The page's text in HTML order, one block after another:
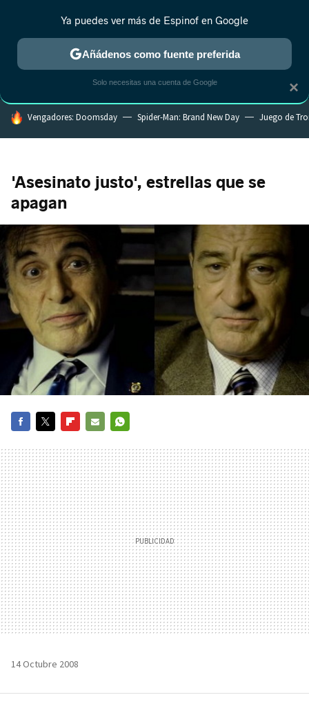
ESTRENOS REALITY ANIME RANKINGS CINE
HOY SE HABLA DE
Vengadores: Doomsday Spider-Man: Brand New Day Juego de
'Asesinato justo', estrellas que se
apagan
MAIL
14 Octubre 2008
×
Ya puedes ver más de Espinof en Google
Añádenos como fuente preferida
Solo necesitas una cuenta de Google